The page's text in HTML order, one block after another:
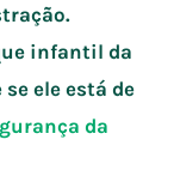
infantil da
ele está de
da